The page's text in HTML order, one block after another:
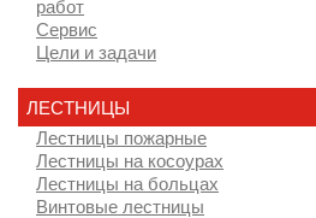
работ
Сервис
Цели и задачи
ЛЕСТНИЦЫ
Лестницы пожарные
Лестницы на косоурах
Лестницы на больцах
Винтовые лестницы